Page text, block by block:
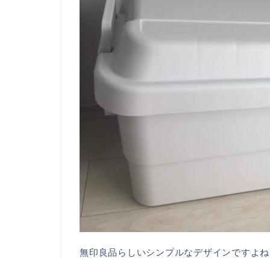
無印良品らしいシンプルなデザインですよ